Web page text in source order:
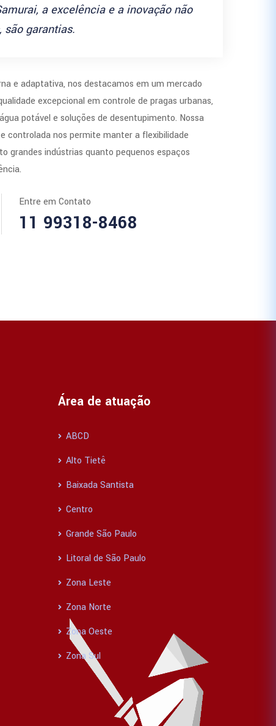
a excelência e a inovação não
são garantias.
e adaptativa, nos destacamos em um mercado
excepcional em controle de pragas urbanas,
potável e soluções de desentupimento. Nossa
controlada nos permite manter a flexibilidade
grandes indústrias quanto pequenos espaços
Entre em Contato
11 99318-8468
Área de atuação
ABCD
Alto Tietê
Baixada Santista
Centro
Grande São Paulo
Litoral de São Paulo
Zona Leste
Zona Norte
Zona Oeste
Zona Sul